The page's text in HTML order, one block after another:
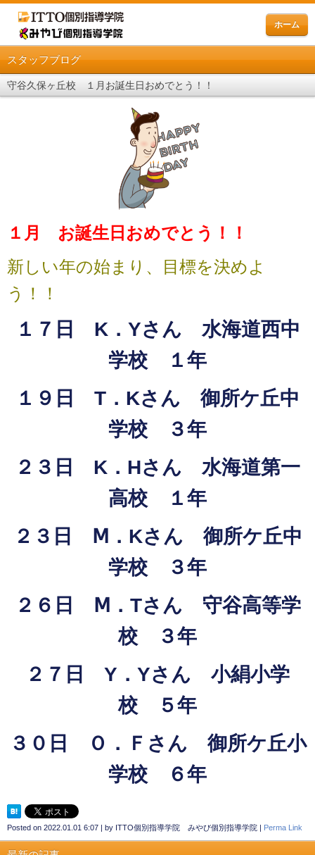
ホーム
スタッフブログ
守谷久保ヶ丘校 １月お誕生日おめでとう！！
１月 お誕生日おめでとう！！
新しい年の始まり、目標を決めよ
う！！
１７日 K．Yさん 水海道西中
学校 １年
１９日 T．Kさん 御所ケ丘中
学校 ３年
２３日 K．Hさん 水海道第一
高校 １年
２３日 Ⅿ．Kさん 御所ケ丘中
学校 ３年
２６日 Ⅿ．Tさん 守谷高等学
校 ３年
２７日 Y．Yさん 小絹小学
校 ５年
３０日 Ｏ．Ｆさん 御所ケ丘小
学校 ６年
Posted on 2022.01.01 6:07 | by ITTO個別指導学院 みやび個別指導学院 | Perma Link